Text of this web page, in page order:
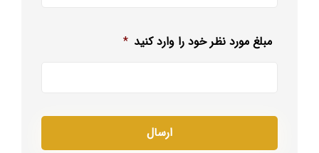
مبلغ مورد نظر خود را وارد کنید *